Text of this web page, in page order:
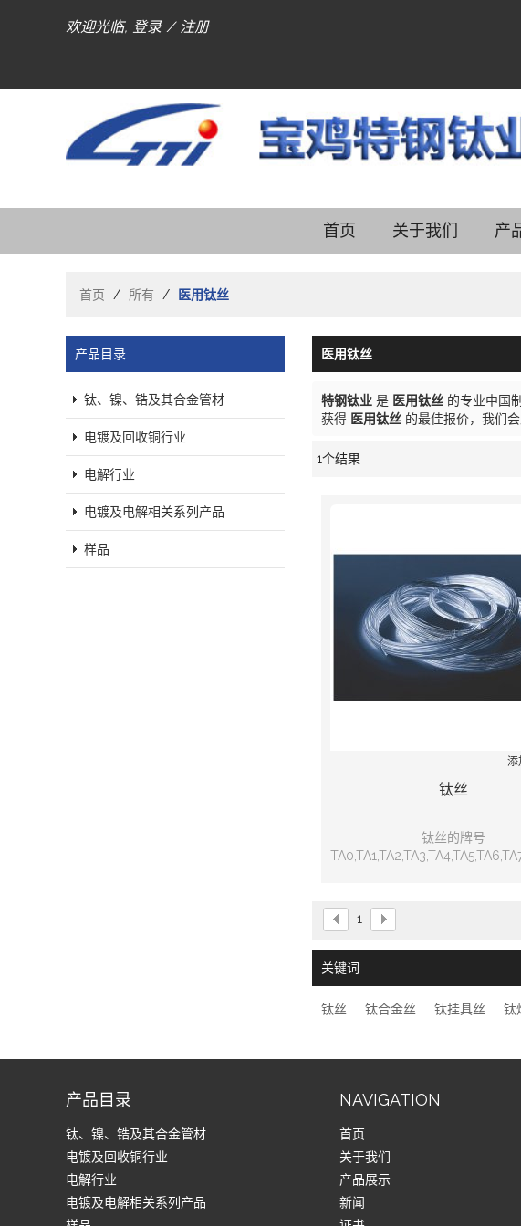
欢迎光临, 登录 / 注册
首页 关于我们 产
首页 / 所有 / 医用钛丝
产品目录
钛、镍、锆及其合金管材
电镀及回收铜行业
电解行业
电镀及电解相关系列产品
样品
医用钛丝
特钢钛业 是 医用钛丝 的专业中国
获得 医用钛丝 的最佳报价，我们
1个结果
添
钛丝
钛丝的牌号
1
关键词
钛丝 钛合金丝 钛挂具丝 钛
产品目录
钛、镍、锆及其合金管材
电镀及回收铜行业
电解行业
电镀及电解相关系列产品
NAVIGATION
首页
关于我们
产品展示
新闻